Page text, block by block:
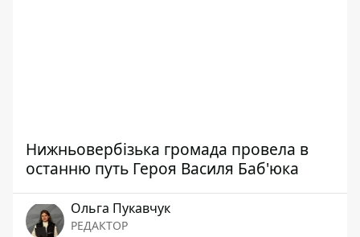
Нижньовербізька громада провела в
останню путь Героя Василя Баб'юка
Ольга Пукавчук
РЕДАКТОР